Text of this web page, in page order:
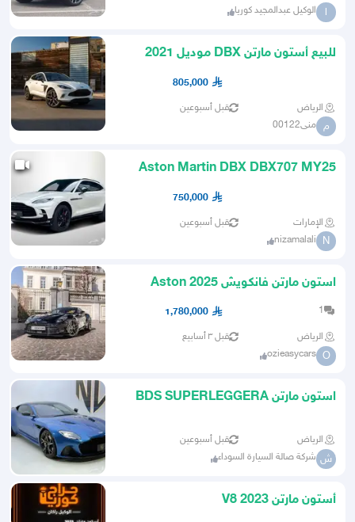
ا الوكيل عبدالمجيد كوريا
للبيع أستون مارتن DBX موديل 2021
805,000
الرياض قبل أسبوعين
م منى00122
Aston Martin DBX DBX707 MY25
750,000
الإمارات قبل أسبوعين
N
nizamalali
استون مارتن فانكويش 2025 Aston
1
1,780,000
الرياض قبل ٣ أسابيع
O
ozieasycars
استون مارتن BDS SUPERLEGGERA
الرياض قبل أسبوعين
ش شركة صالة السيارة السوداء
أستون مارتن V8 2023